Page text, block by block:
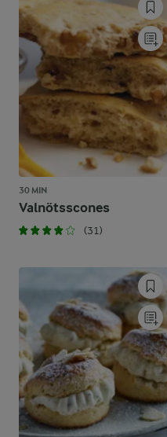
30 MIN
Valnötsscones
(31)